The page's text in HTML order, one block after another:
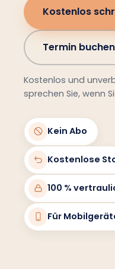
Kostenlos
Termin buchen
Kostenlos und
sprechen Sie, wenn
Kein Abo
Kostenlose
100 %
Für